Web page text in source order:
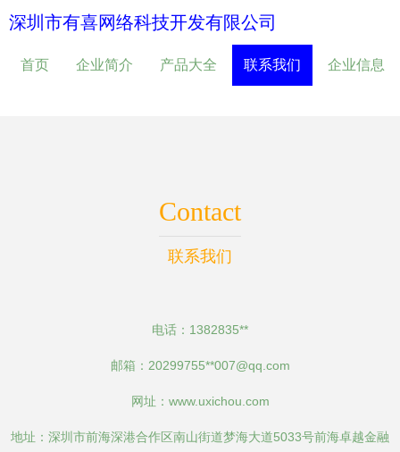
深圳市有喜网络科技开发有限公司
首页 企业简介 产品大全 联系我们 企业信息
Contact
联系我们
电话：1382835**
邮箱：20299755**007@qq.com
网址： www.uxichou.com
地址：深圳市前海深港合作区南山街道梦海大道5033号前海卓越金融